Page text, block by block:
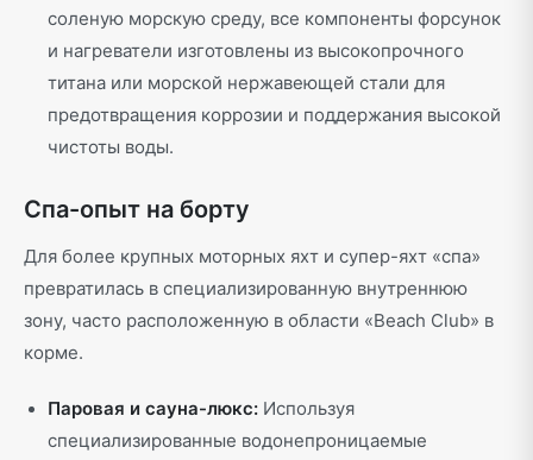
соленую морскую среду, все компоненты форсунок
и нагреватели изготовлены из высокопрочного
титана или морской нержавеющей стали для
предотвращения коррозии и поддержания высокой
чистоты воды.
Спа-опыт на борту
Для более крупных моторных яхт и супер-яхт «спа»
превратилась в специализированную внутреннюю
зону, часто расположенную в области «Beach Club» в
корме.
Паровая и сауна-люкс: Используя
специализированные водонепроницаемые